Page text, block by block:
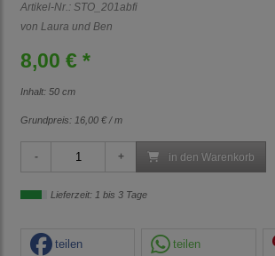
Artikel-Nr.: STO_201abfi
von Laura und Ben
8,00 € *
Inhalt: 50 cm
Grundpreis: 16,00 € / m
in den Warenkorb
Lieferzeit: 1 bis 3 Tage
teilen teilen